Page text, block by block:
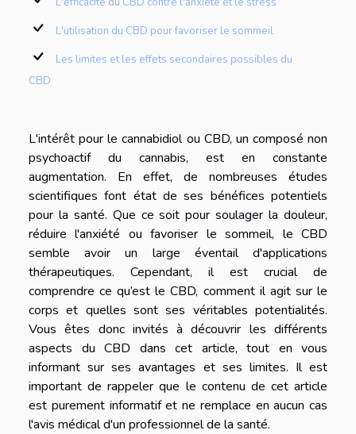
L'utilisation du CBD pour favoriser le sommeil
Les limites et les effets secondaires possibles du
CBD
L'intérêt pour le cannabidiol ou CBD, un composé non
psychoactif du cannabis, est en constante
augmentation. En effet, de nombreuses études
scientifiques font état de ses bénéfices potentiels
pour la santé. Que ce soit pour soulager la douleur,
réduire l'anxiété ou favoriser le sommeil, le CBD
semble avoir un large éventail d'applications
thérapeutiques. Cependant, il est crucial de
comprendre ce qu’est le CBD, comment il agit sur le
corps et quelles sont ses véritables potentialités.
Vous êtes donc invités à découvrir les différents
aspects du CBD dans cet article, tout en vous
informant sur ses avantages et ses limites. Il est
important de rappeler que le contenu de cet article
est purement informatif et ne remplace en aucun cas
l'avis médical d'un professionnel de la santé.